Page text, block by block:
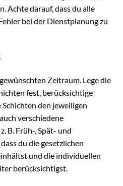
Achte darauf, dass du alle
bei der Dienstplanung zu
Zeitraum. Lege die
fest, berücksichtige
den jeweiligen
verschiedene
B. Früh-, Spät- und
du die gesetzlichen
und die individuellen
berücksichtigst.